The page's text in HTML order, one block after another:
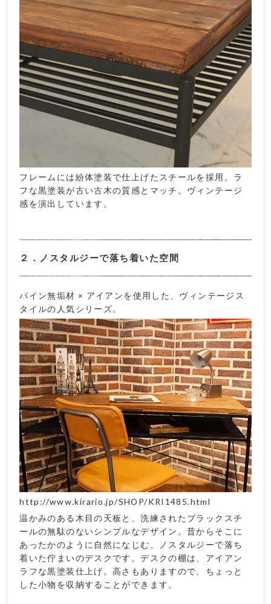
フレームには紛体塗装で仕上げたスチールを採用。ラ
フな黒塗装が古い古木の質感とマッチ。ヴィンテージ
感を演出しています。
２．ノスタルジーで落ち着いた空間
パイン無垢材 × アイアンを使用した、ヴィンテージス
タイルの人気シリーズ。
http://www.kirario.jp/SHOP/KRI1485.html
温かみのある木目の天板と、洗練されたブラックスチ
ールの無駄のないシンプルなデザイン。昔からそこに
あったかのように自然になじむ、ノスタルジーで落ち
着いた佇まいのデスクです。デスクの棚は、アイアン
ラフな黒塗装仕上げ。高さもありますので、ちょっと
した小物を収納することができます。